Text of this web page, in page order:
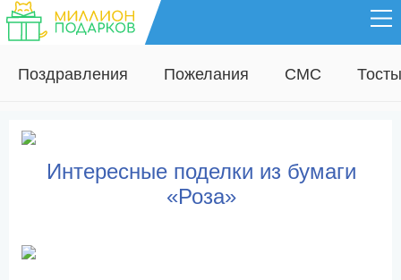
Поздравления Пожелания СМС Тосты
Интересные поделки из бумаги
«Роза»